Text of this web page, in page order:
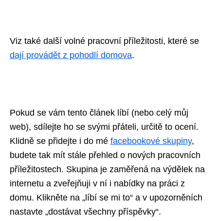
Viz také další volné pracovní příležitosti, které se
dají provádět z pohodlí domova.
Pokud se vám tento článek líbí (nebo celý můj
web), sdílejte ho se svými přáteli, určitě to ocení.
Klidně se přidejte i do mé facebookové skupiny,
budete tak mít stále přehled o nových pracovních
příležitostech. Skupina je zaměřená na výdělek na
internetu a zveřejňuji v ní i nabídky na práci z
domu. Klikněte na „líbí se mi to“ a v upozorněních
nastavte „dostávat všechny příspěvky“.